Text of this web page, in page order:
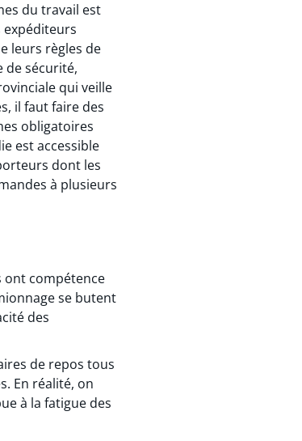
du travail est
expéditeurs
leurs règles de
de sécurité,
qui veille
il faut faire des
obligatoires
est accessible
dont les
à plusieurs
ont compétence
se butent
des
de repos tous
En réalité, on
à la fatigue des